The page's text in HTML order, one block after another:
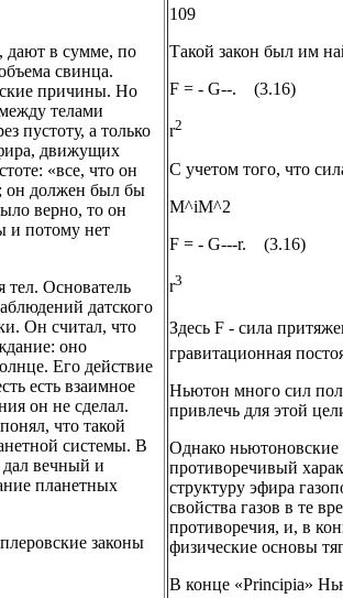
дают в сумме, по
свинца.
причины. Но
телами
пустоту, а только
движущих
«все, что он
он должен был бы
верно, то он
и потому нет
тел. Основатель
датского
Он считал, что
оно
Его действие
есть взаимное
он не сделал.
что такой
системы. В
дал вечный и
планетных
законы
109
Такой закон был им
F = - G--. (3.16)
r2
С учетом того, что
M^iM^2
F = - G---r. (3.16)
r3
Здесь F - сила
гравитационная
Ньютон много сил
привлечь для этой
Однако ньютоновские
противоречивый
структуру эфира
свойства газов в те
противоречия, и, в
физические основы
В конце «Principia»